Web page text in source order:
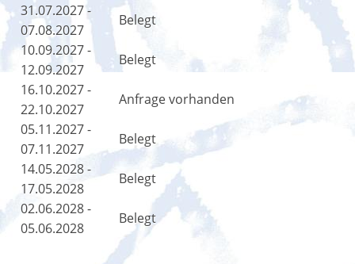
31.07.2027 -
07.08.2027
Belegt
10.09.2027 -
12.09.2027
Belegt
16.10.2027 -
22.10.2027
Anfrage vorhanden
05.11.2027 -
07.11.2027
Belegt
14.05.2028 -
17.05.2028
Belegt
02.06.2028 -
05.06.2028
Belegt